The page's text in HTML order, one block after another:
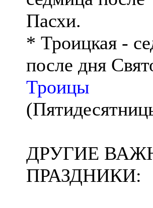
Пасхи.
* Троицкая -
после дня
Троицы
ДРУГИЕ
ПРАЗДНИКИ: